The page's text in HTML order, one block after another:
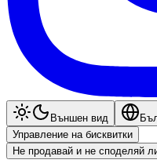
Външен вид
Управление на бисквитки
Не продавай и не споделяй